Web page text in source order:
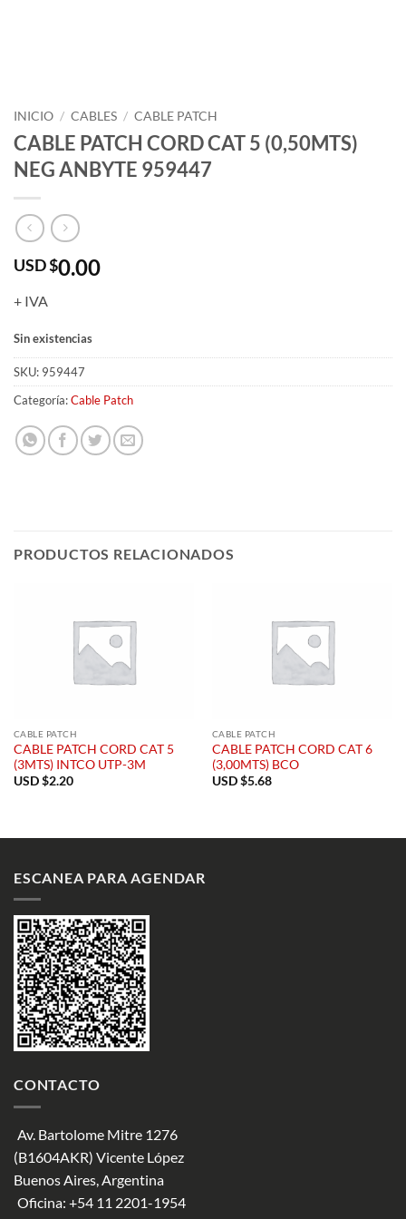
INICIO / CABLES / CABLE PATCH
CABLE PATCH CORD CAT 5 (0,50MTS)
NEG ANBYTE 959447
USD $0.00
+ IVA
Sin existencias
SKU: 959447
Categoría:Cable Patch
PRODUCTOS RELACIONADOS
CABLE PATCH
CABLE PATCH CORD CAT 5
(3MTS) INTCO UTP-3M
USD $2.20
CABLE PATCH
CABLE PATCH CORD CAT 6
(3,00MTS) BCO
USD $5.68
ESCANEA PARA AGENDAR
CONTACTO
Av. Bartolome Mitre 1276
(B1604AKR) Vicente López
Buenos Aires, Argentina
Oficina: +54 11 2201-1954